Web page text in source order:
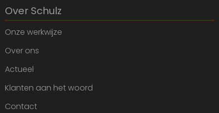
Over Schulz
Onze werkwijze
Over ons
Actueel
Klanten aan het woord
Contact